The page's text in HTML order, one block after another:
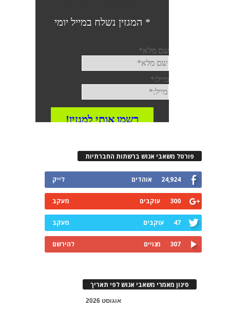
פורטל משאבי אנוש ברשתות החברתיות
24,924 אוהדים לייק
300 עוקבים מעקב
47 עוקבים מעקב
307 מנויים להירשם
סינון מאמרי משאבי אנוש לפי תאריך
אוגוסט 2026